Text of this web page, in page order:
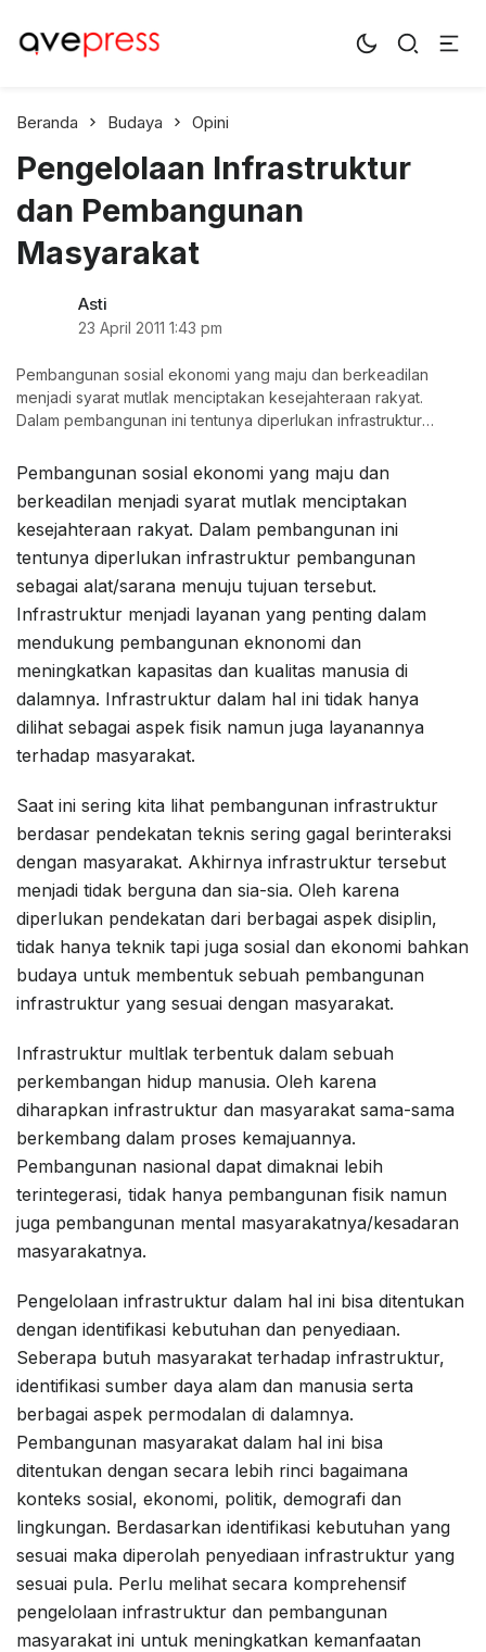
AvePress.com
Belajar dari Komentar
Beranda Budaya Opini
Pengelolaan Infrastruktur
dan Pembangunan
Masyarakat
Asti
23 April 2011 1:43 pm
Pembangunan sosial ekonomi yang maju dan berkeadilan
menjadi syarat mutlak menciptakan kesejahteraan rakyat.
Dalam pembangunan ini tentunya diperlukan infrastruktur
Pembangunan sosial ekonomi yang maju dan
berkeadilan menjadi syarat mutlak menciptakan
kesejahteraan rakyat. Dalam pembangunan ini
tentunya diperlukan infrastruktur pembangunan
sebagai alat/sarana menuju tujuan tersebut.
Infrastruktur menjadi layanan yang penting dalam
mendukung pembangunan eknonomi dan
meningkatkan kapasitas dan kualitas manusia di
dalamnya. Infrastruktur dalam hal ini tidak hanya
dilihat sebagai aspek fisik namun juga layanannya
terhadap masyarakat.
Saat ini sering kita lihat pembangunan infrastruktur
berdasar pendekatan teknis sering gagal berinteraksi
dengan masyarakat. Akhirnya infrastruktur tersebut
menjadi tidak berguna dan sia-sia. Oleh karena
diperlukan pendekatan dari berbagai aspek disiplin,
tidak hanya teknik tapi juga sosial dan ekonomi bahkan
budaya untuk membentuk sebuah pembangunan
infrastruktur yang sesuai dengan masyarakat.
Infrastruktur multlak terbentuk dalam sebuah
perkembangan hidup manusia. Oleh karena
diharapkan infrastruktur dan masyarakat sama-sama
berkembang dalam proses kemajuannya.
Pembangunan nasional dapat dimaknai lebih
terintegerasi, tidak hanya pembangunan fisik namun
juga pembangunan mental masyarakatnya/kesadaran
masyarakatnya.
Pengelolaan infrastruktur dalam hal ini bisa ditentukan
dengan identifikasi kebutuhan dan penyediaan.
Seberapa butuh masyarakat terhadap infrastruktur,
identifikasi sumber daya alam dan manusia serta
berbagai aspek permodalan di dalamnya.
Pembangunan masyarakat dalam hal ini bisa
ditentukan dengan secara lebih rinci bagaimana
konteks sosial, ekonomi, politik, demografi dan
lingkungan. Berdasarkan identifikasi kebutuhan yang
sesuai maka diperolah penyediaan infrastruktur yang
sesuai pula. Perlu melihat secara komprehensif
pengelolaan infrastruktur dan pembangunan
masyarakat ini untuk meningkatkan kemanfaatan